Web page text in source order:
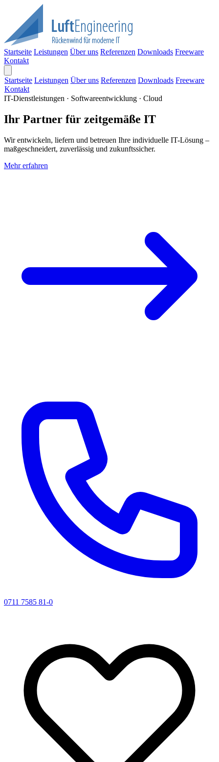
Startseite Leistungen Über uns Referenzen Downloads Freeware
Kontakt
Startseite Leistungen Über uns Referenzen Downloads Freeware
Kontakt
IT-Dienstleistungen · Softwareentwicklung · Cloud
Ihr Partner für zeitgemäße IT
Wir entwickeln, liefern und betreuen Ihre individuelle IT-Lösung –
maßgeschneidert, zuverlässig und zukunftssicher.
Mehr erfahren
0711 7585 81-0